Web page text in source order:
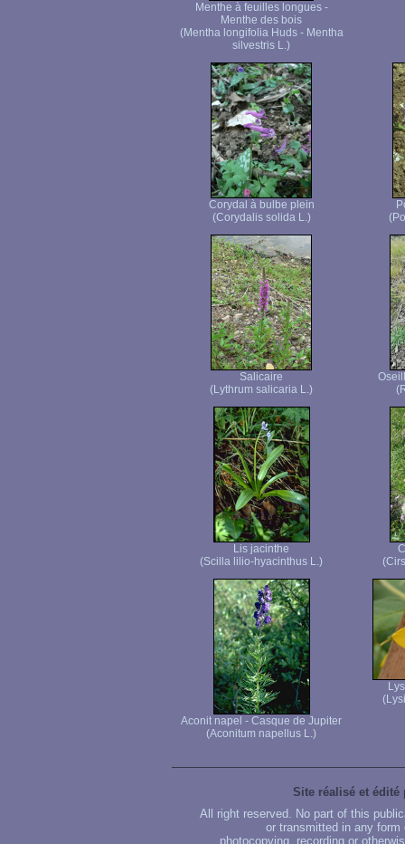
Menthe à feuilles longues -
Menthe des bois
(Mentha longifolia Huds - Mentha
silvestris L.)
Corydal à bulbe plein
(Corydalis solida L.)
Salicaire
(Lythrum salicaria L.)
Lis jacinthe
(Scilla lilio-hyacinthus L.)
Aconit napel - Casque de Jupiter
(Aconitum napellus L.)
Site réalisé et édité
All right reserved. No part of this
or transmitted in any
photocopying, recording or